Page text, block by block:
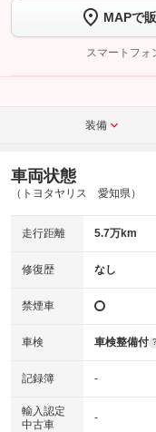
トーク画面で
完了してくださ
MAPで
スマートフォ
装備
車両状態
（トヨタヤリス 愛知県）
走行距離 5.7万km
修復歴 なし
禁煙車
車検 車検整備付 ?
記録簿 -
輸入認定
中古車
-